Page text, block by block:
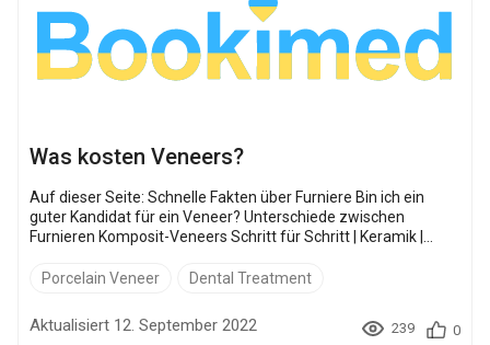
Was kosten Veneers?
Auf dieser Seite: Schnelle Fakten über Furniere Bin ich ein
guter Kandidat für ein Veneer? Unterschiede zwischen
Furnieren Komposit-Veneers Schritt für Schritt | Keramik |
Erschwingliche Furniere mit Bookimed Häufig gestellte Fragen
über die kostengünstigste qualifizierte stationäre Versorgung
informieren. Es ist kein Aufruf zum Handeln. Es ist deine
Porcelain Veneer Dental Treatment
Aktualisiert 12. September 2022 239 0